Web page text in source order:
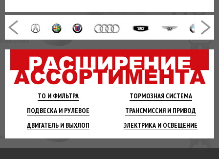
ТО И ФИЛЬТРА ТОРМОЗНАЯСИСТЕМА
ПОДВЕСКА И РУЛЕВОЕ ТРАНСМИССИЯ И ПРИВОД
ДВИГАТЕЛЬ И ВЫХЛОП ЭЛЕКТРИКА И ОСВЕЩЕНИЕ